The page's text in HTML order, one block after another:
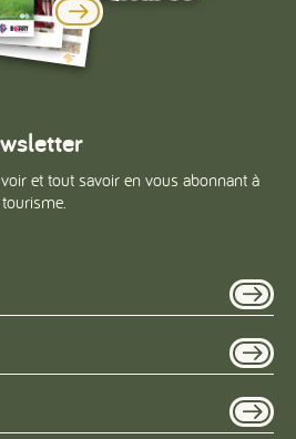
et tout savoir en vous abonnant à